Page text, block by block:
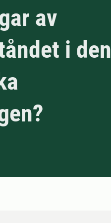
av
i den